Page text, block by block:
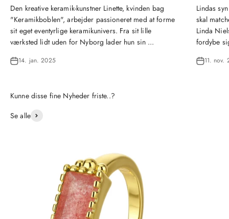
Den kreative keramik-kunstner Linette, kvinden bag
"Keramikboblen", arbejder passioneret med at forme
sit eget eventyrlige keramikunivers. Fra sit lille
værksted lidt uden for Nyborg lader hun sin ...
14. jan. 2025
Lindas
skal
Linda
fordybe
11. nov.
Se alle